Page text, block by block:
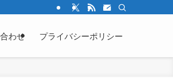
わせ プライバシーポリシー